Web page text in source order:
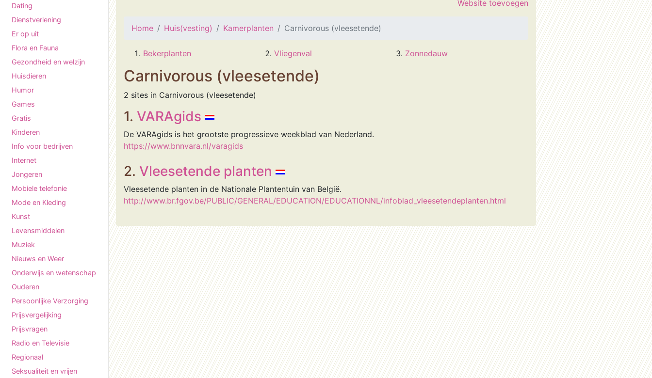
Dating
Dienstverlening
Er op uit
Flora en Fauna
Gezondheid en welzijn
Huisdieren
Humor
Games
Gratis
Kinderen
Info voor bedrijven
Internet
Jongeren
Mobiele telefonie
Mode en Kleding
Kunst
Levensmiddelen
Muziek
Nieuws en Weer
Onderwijs en wetenschap
Ouderen
Persoonlijke Verzorging
Prijsvergelijking
Prijsvragen
Radio en Televisie
Regionaal
Seksualiteit en vrijen
Website toevoegen
Home Huis(vesting) Kamerplanten Carnivorous (vleesetende)
Bekerplanten Vliegenval Zonnedauw
Carnivorous (vleesetende)
2 sites in Carnivorous (vleesetende)
1. VARAgids
De VARAgids is het grootste progressieve weekblad van Nederland.
https://www.bnnvara.nl/varagids
2. Vleesetende planten
Vleesetende planten in de Nationale Plantentuin van België.
http://www.br.fgov.be/PUBLIC/GENERAL/EDUCATION/EDUCATIONNL/infoblad_vleesetendeplanten.html